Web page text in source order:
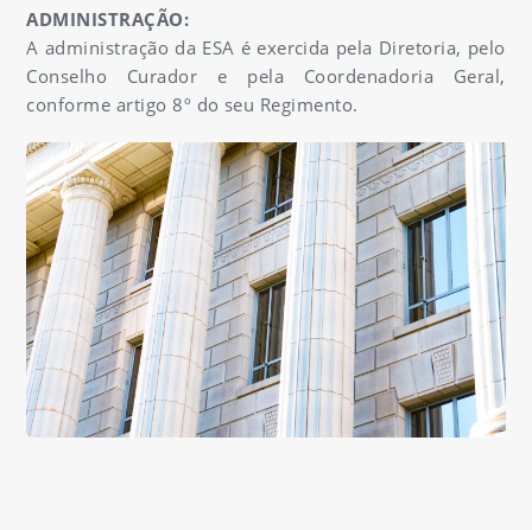
ADMINISTRAÇÃO:
A administração da ESA é exercida pela Diretoria, pelo
Conselho Curador e pela Coordenadoria Geral,
conforme artigo 8º do seu Regimento.